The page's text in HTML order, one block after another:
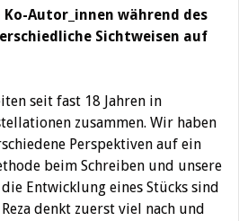
Ko-Autor_innen während des
Sichtweisen auf
seit fast 18 Jahren in
zusammen. Wir haben
Perspektiven auf ein
beim Schreiben und unsere
Entwicklung eines Stücks sind
denkt zuerst viel nach und